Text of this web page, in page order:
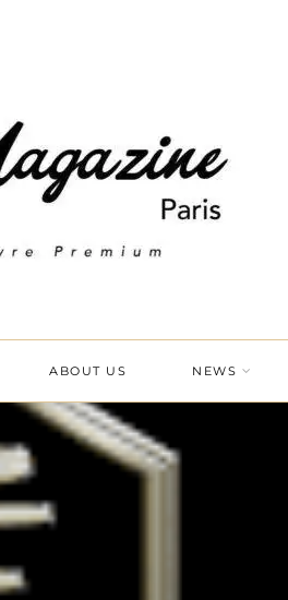
ABOUT US NEWS